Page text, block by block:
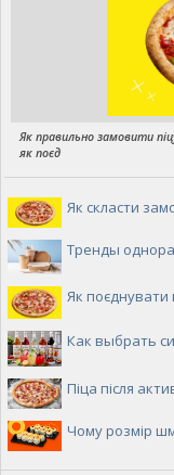
Як правильно замовити
як поєд
Як скласти
Тренды
Як поєднувати
Как выбрать
Піца після
Чому розмір